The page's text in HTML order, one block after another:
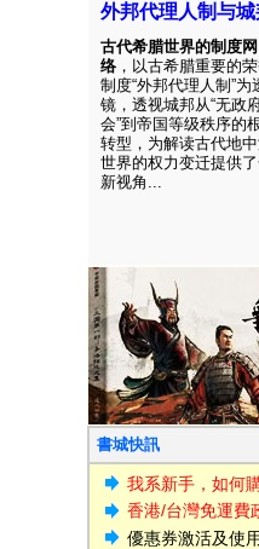
外邦代理人制与城
古代希腊世界的制度网
络 ，以古希腊重要的
制度“外邦代理人制”为
镜，透视城邦从“无政
会”到帝国等级秩序的
转型，为解读古代地
世界的权力变迁提供
新视角...
書城快訊
我系新手，如何
香港/台灣免運費
優惠券激活及使